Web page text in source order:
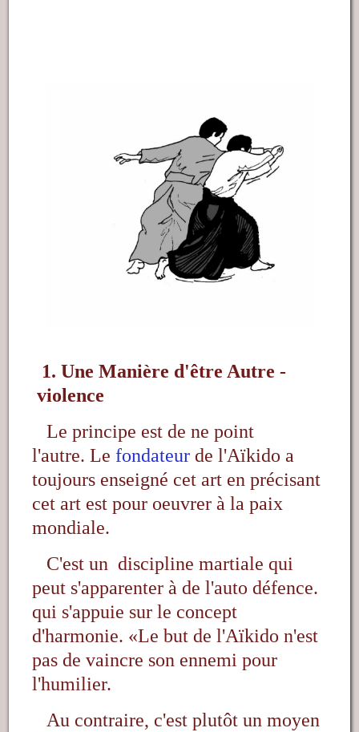
1. Une Manière d'être Autre -
violence
Le principe est de ne point
l'autre.Lefondateur de l'Aïkido a
toujours enseigné cet art en précisant
cet art est pour oeuvrer à la paix
mondiale.
C'est un discipline martiale qui
peut s'apparenter à de l'auto défence.
qui s'appuie sur le concept
d'harmonie. «Le but de l'Aïkido n'est
pas de vaincre son ennemi pour
l'humilier.
Au contraire, c'est plutôt un moyen